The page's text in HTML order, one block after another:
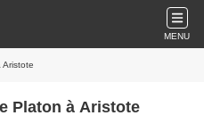
MENU
Platon à Aristote